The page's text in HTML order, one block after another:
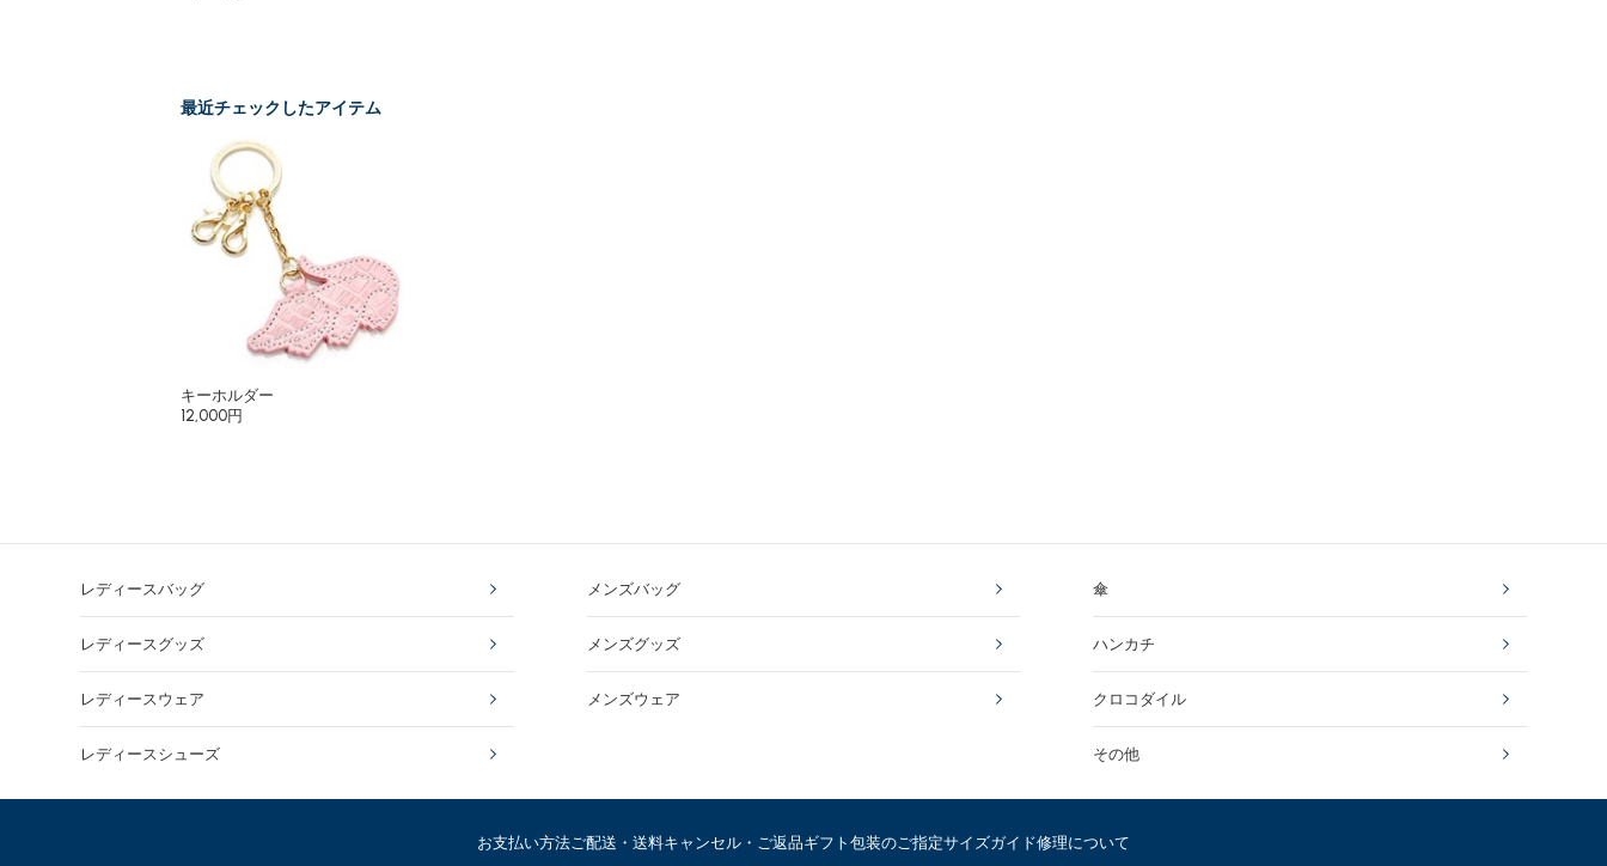
最近チェックしたアイテム
キーホルダー
12,000円
レディースバッグ
レディースグッズ
レディースウェア
レディースシューズ
メンズバッグ
メンズグッズ
メンズウェア
傘
ハンカチ
クロコダイル
その他
お支払い方法ご配送・送料キャンセル・ご返品ギフト包装のご指定サイズガイド修理について